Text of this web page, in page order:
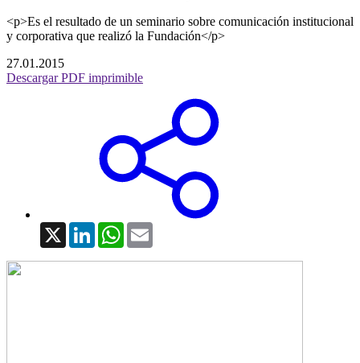
<p>Es el resultado de un seminario sobre comunicación institucional
y corporativa que realizó la Fundación</p>
27.01.2015
Descargar PDF imprimible
X LinkedInWhatsApp